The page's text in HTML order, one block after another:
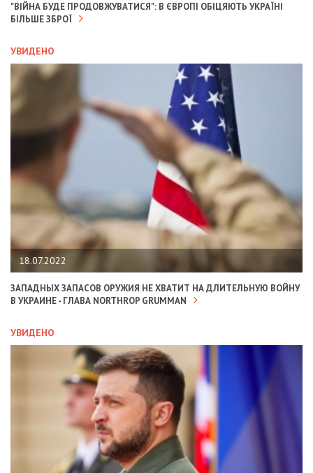
"ВІЙНА БУДЕ ПРОДОВЖУВАТИСЯ": В ЄВРОПІ ОБІЦЯЮТЬ УКРАЇНІ
БІЛЬШЕ ЗБРОЇ
УВИДЕНО
18.07.2022
ЗАПАДНЫХ ЗАПАСОВ ОРУЖИЯ НЕ ХВАТИТ НА ДЛИТЕЛЬНУЮ ВОЙНУ
В УКРАИНЕ - ГЛАВА NORTHROP GRUMMAN
УВИДЕНО